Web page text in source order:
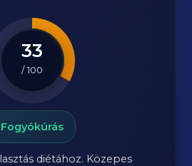
33
/ 100
Fogyókúrás
diétához. Közepes